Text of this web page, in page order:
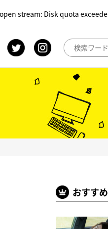
stream: Disk quota
おすす